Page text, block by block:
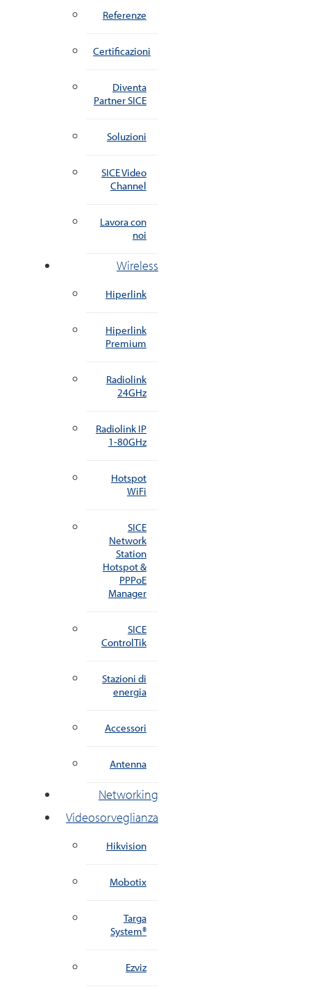
Referenze
Certificazioni
Diventa
Partner SICE
Soluzioni
SICE Video
Channel
Lavora con
noi
Wireless
Hiperlink
Hiperlink
Premium
Radiolink
24GHz
Radiolink IP
1-80GHz
Hotspot
WiFi
SICE
Network
Station
Hotspot &
PPPoE
Manager
SICE
ControlTik
Stazioni di
energia
Accessori
Antenna
Networking
Videosorveglianza
Hikvision
Mobotix
Targa
System®
Ezviz